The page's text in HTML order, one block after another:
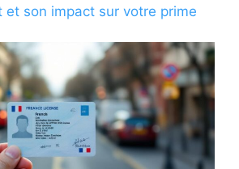
et son impact sur votre prime